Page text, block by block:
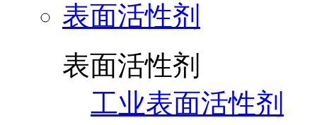
表面活性剂
表面活性剂
工业表面活性剂